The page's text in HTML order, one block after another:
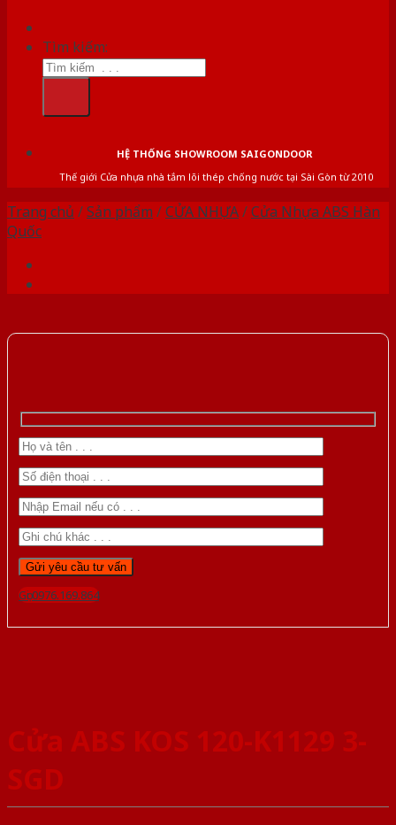
Tìm kiếm:
HỆ THỐNG SHOWROOM SAIGONDOOR
Thế giới Cửa nhựa nhà tắm lõi thép chống nước tại Sài Gòn từ 2010
Trang chủ /Sản phẩm /CỬA NHỰA/Cửa Nhựa ABS Hàn
Quốc
Gọi 0976.169.864
Cửa ABS KOS 120-K1129 3-
SGD